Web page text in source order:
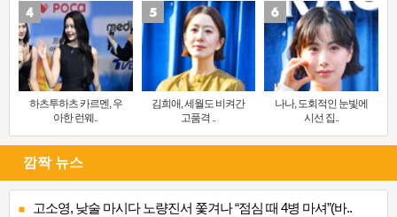
하츠투하츠 카르멘, 우
아한 런웨..
김희애, 세월도 비켜간
고품격 ..
나나, 도회적인 눈빛에
시선 집..
깜짝 뉴스
고소영, 낮술 마시다 노량진서 쫓겨나 “점심 때 4병 마셔”(바..